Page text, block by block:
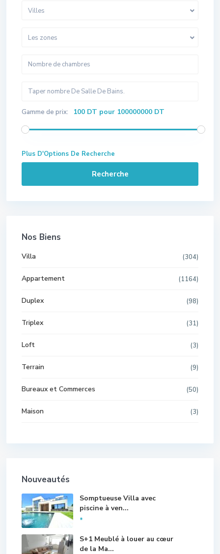
Villes
Les zones
Gamme de prix: 100 DT pour 100000000 DT
Plus D'Options De Recherche
Recherche
Nos Biens
Villa (304)
Appartement (1164)
Duplex (98)
Triplex (31)
Loft (3)
Terrain (9)
Bureaux et Commerces (50)
Maison (3)
Nouveautés
Somptueuse Villa avec
piscine à ven...
*
S+1 Meublé à louer au cœur
de la Ma...